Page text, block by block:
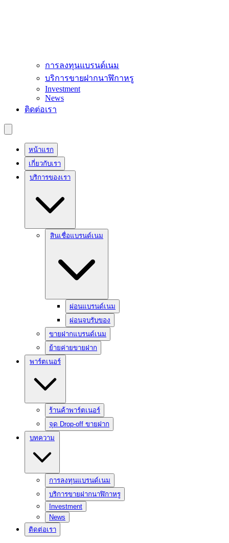
การลงทุนแบรนด์เนม
บริการขายฝากนาฬิกาหรู
Investment
News
ติดต่อเรา
หน้าแรก
เกี่ยวกับเรา
บริการของเรา
สินเชื่อแบรนด์เนม
ผ่อนแบรนด์เนม
ผ่อนจบรับของ
ขายฝากแบรนด์เนม
ย้ายค่ายขายฝาก
พาร์ตเนอร์
ร้านค้าพาร์ตเนอร์
จุด Drop-off ขายฝาก
บทความ
การลงทุนแบรนด์เนม
บริการขายฝากนาฬิกาหรู
Investment
News
ติดต่อเรา